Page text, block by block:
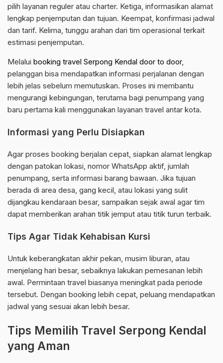
pilih layanan reguler atau charter. Ketiga, informasikan alamat
lengkap penjemputan dan tujuan. Keempat, konfirmasi jadwal
dan tarif. Kelima, tunggu arahan dari tim operasional terkait
estimasi penjemputan.
Melalui booking travel Serpong Kendal door to door,
pelanggan bisa mendapatkan informasi perjalanan dengan
lebih jelas sebelum memutuskan. Proses ini membantu
mengurangi kebingungan, terutama bagi penumpang yang
baru pertama kali menggunakan layanan travel antar kota.
Informasi yang Perlu Disiapkan
Agar proses booking berjalan cepat, siapkan alamat lengkap
dengan patokan lokasi, nomor WhatsApp aktif, jumlah
penumpang, serta informasi barang bawaan. Jika tujuan
berada di area desa, gang kecil, atau lokasi yang sulit
dijangkau kendaraan besar, sampaikan sejak awal agar tim
dapat memberikan arahan titik jemput atau titik turun terbaik.
Tips Agar Tidak Kehabisan Kursi
Untuk keberangkatan akhir pekan, musim liburan, atau
menjelang hari besar, sebaiknya lakukan pemesanan lebih
awal. Permintaan travel biasanya meningkat pada periode
tersebut. Dengan booking lebih cepat, peluang mendapatkan
jadwal yang sesuai akan lebih besar.
Tips Memilih Travel Serpong Kendal
yang Aman